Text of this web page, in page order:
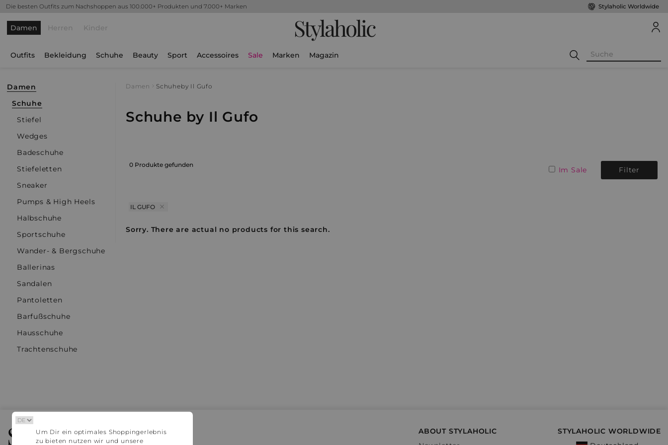
Die besten Outfits zum Nachshoppen aus 100.000+ Produkten und 7.000+ Marken Stylaholic Worldwide
Damen Herren Kinder Stylaholic
Outfits Bekleidung Schuhe Beauty Sport Accessoires Sale Marken Magazin
Damen
Schuhe
Stiefel
Wedges
Badeschuhe
Stiefeletten
Sneaker
Pumps & High Heels
Halbschuhe
Sportschuhe
Wander- & Bergschuhe
Ballerinas
Sandalen
Pantoletten
Barfußschuhe
Hausschuhe
Trachtenschuhe
Damen Schuheby Il Gufo
Schuhe by Il Gufo
0 Produkte gefunden
Im Sale Filter
IL GUFO
Sorry. There are actual no products for this search.
Stylaholic
ABOUT STYLAHOLIC
STYLAHOLIC WORLDWIDE
Um Dir ein optimales Shoppingerlebnis
zu bieten nutzen wir und unsere